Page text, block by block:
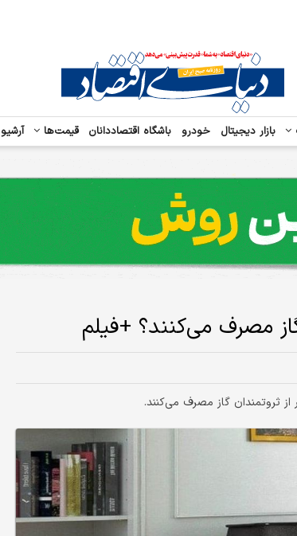
بازار دیجیتال خودرو باشگاه اقتصاددانان قیمت‌ها آرشیو
مصرف می‌کنند؟ +فیلم
ثروتمندان گاز مصرف می‌کنند.